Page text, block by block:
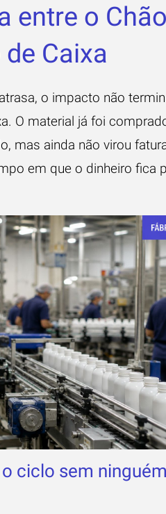
entre o
Caixa
o impacto não
O material já foi
mas ainda não virou
em que o dinheiro fica
ciclo sem